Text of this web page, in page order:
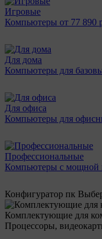
Игровые
Компьютеры от 77 890
Для дома
Компьютеры для
Для офиса
Компьютеры для
Профессиональные
Компьютеры с мощной
Конфигуратор пк
Комплектующие для
Процессоры,